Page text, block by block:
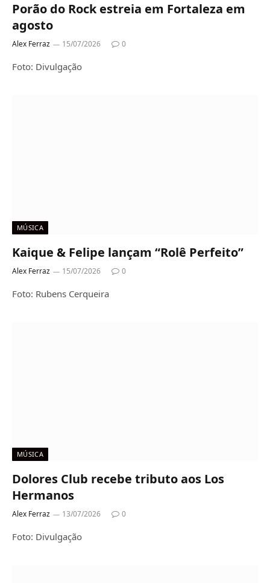
Porão do Rock estreia em Fortaleza em
agosto
Alex Ferraz 15/07/2026 0
Foto: Divulgação
MÚSICA
Kaique & Felipe lançam “Rolê Perfeito”
Alex Ferraz 15/07/2026 0
Foto: Rubens Cerqueira
MÚSICA
Dolores Club recebe tributo aos Los
Hermanos
Alex Ferraz 13/07/2026 0
Foto: Divulgação